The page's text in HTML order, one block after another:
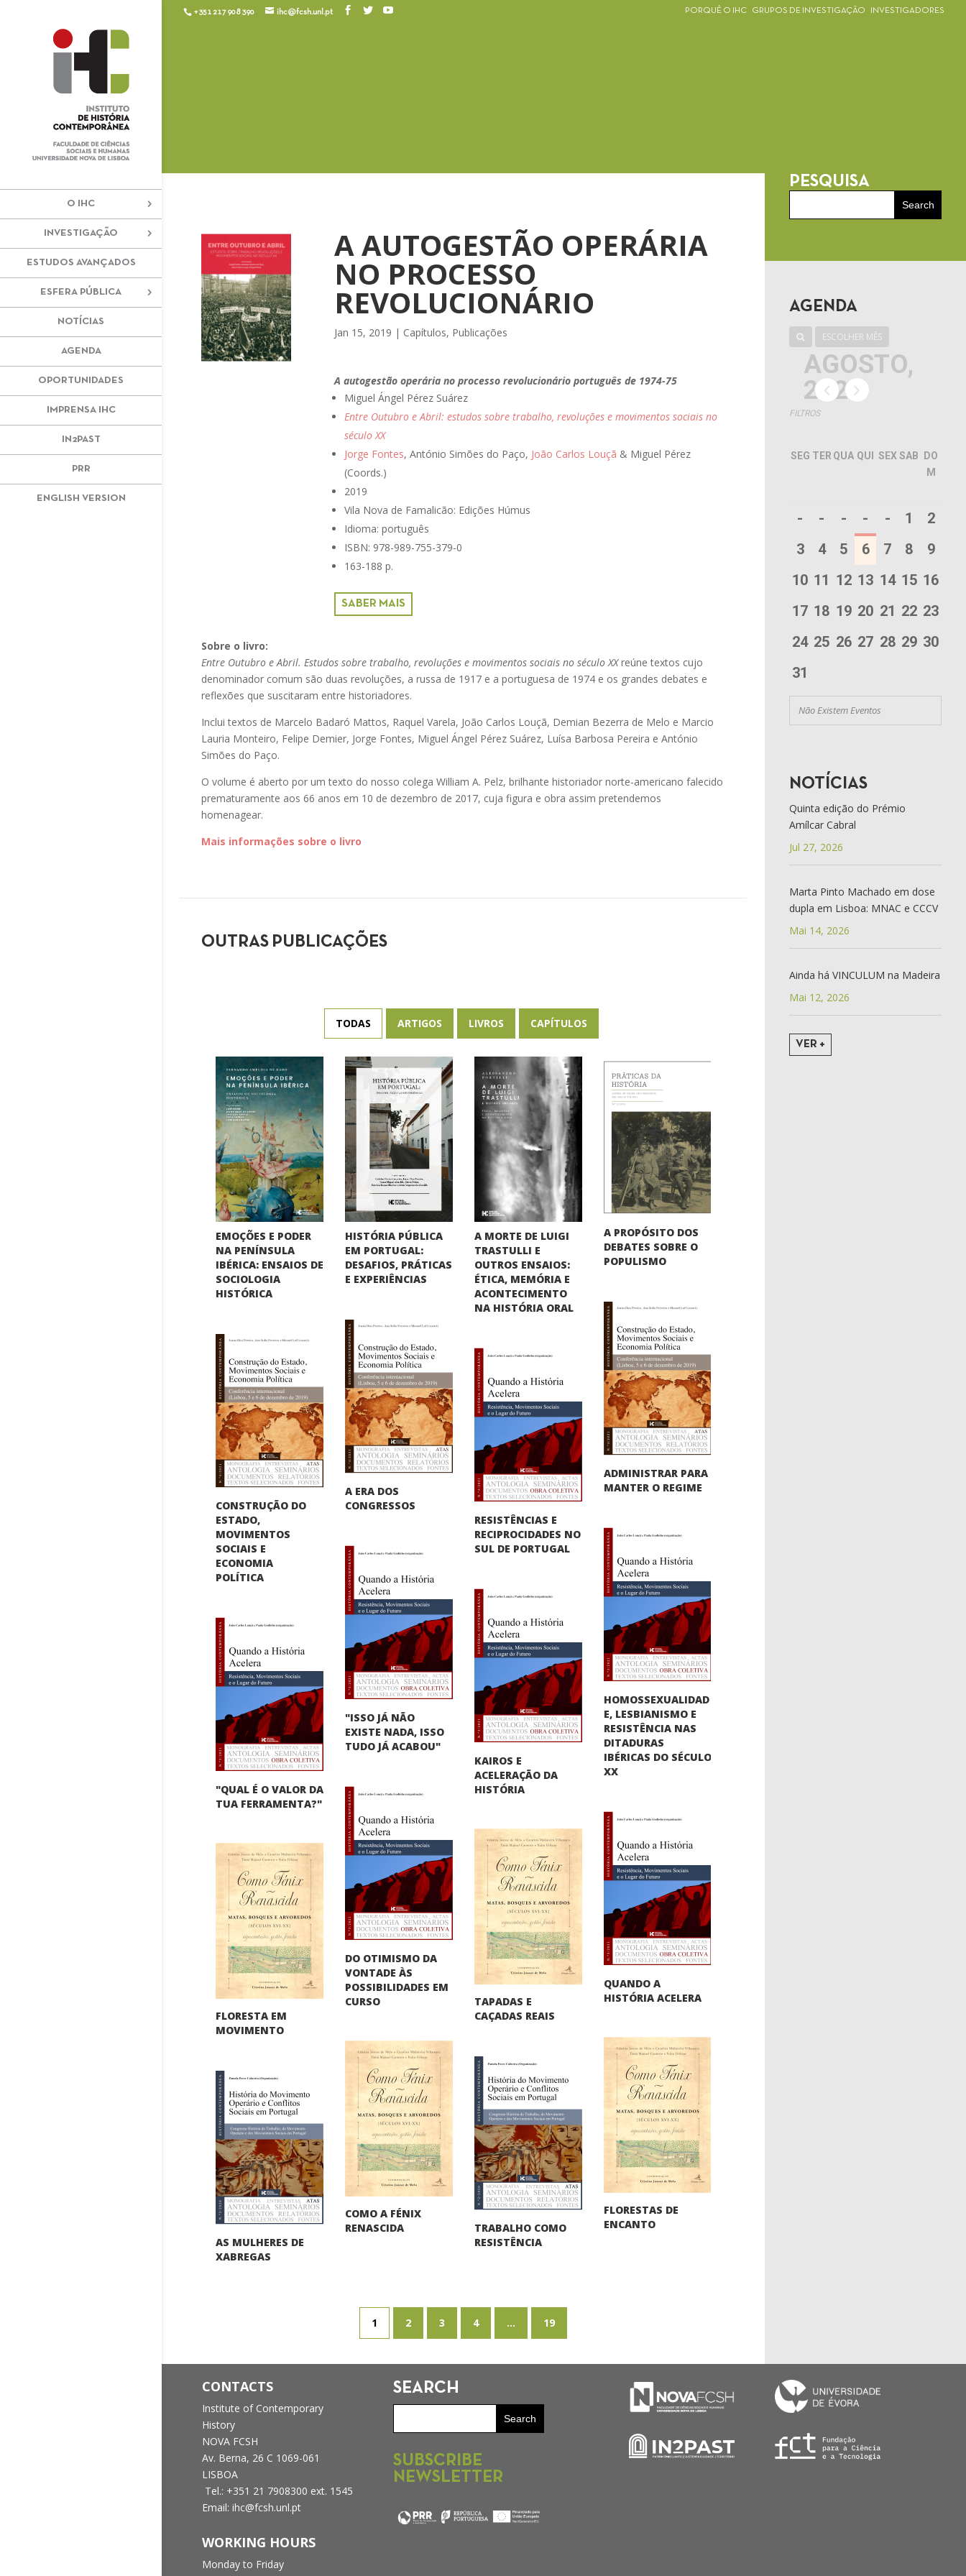
+351 217 908 390 ihc@fcsh.unl.pt PORQUÊ O IHC GRUPOS DE INVESTIGAÇÃO INVESTIGADORES
O IHC
INVESTIGAÇÃO
ESTUDOS AVANÇADOS
ESFERA PÚBLICA
NOTÍCIAS
AGENDA
OPORTUNIDADES
IMPRENSA IHC
IN2PAST
PRR
ENGLISH VERSION
A AUTOGESTÃO OPERÁRIA
NO PROCESSO
REVOLUCIONÁRIO
Jan 15, 2019 | Capítulos, Publicações
A autogestão operária no processo revolucionário português de 1974-75
Miguel Ángel Pérez Suárez
Entre Outubro e Abril: estudos sobre trabalho, revoluções e movimentos sociais no
século XX
Jorge Fontes, António Simões do Paço, João Carlos Louçã & Miguel Pérez
(Coords.)
2019
Vila Nova de Famalicão: Edições Húmus
Idioma: português
ISBN: 978-989-755-379-0
163-188 p.
SABER MAIS
Sobre o livro:
Entre Outubro e Abril. Estudos sobre trabalho, revoluções e movimentos sociais no século XXreúne textos cujo
denominador comum são duas revoluções, a russa de 1917 e a portuguesa de 1974 e os grandes debates e
reflexões que suscitaram entre historiadores.
Inclui textos de Marcelo Badaró Mattos, Raquel Varela, João Carlos Louçã, Demian Bezerra de Melo e Marcio
Lauria Monteiro, Felipe Demier, Jorge Fontes, Miguel Ángel Pérez Suárez, Luísa Barbosa Pereira e António
Simões do Paço.
O volume é aberto por um texto do nosso colega William A. Pelz, brilhante historiador norte-americano falecido
prematuramente aos 66 anos em 10 de dezembro de 2017, cuja figura e obra assim pretendemos
homenagear.
Mais informações sobre o livro
OUTRAS PUBLICAÇÕES
TODAS ARTIGOS LIVROS CAPÍTULOS
EMOÇÕES E PODER
NA PENÍNSULA
IBÉRICA: ENSAIOS DE
SOCIOLOGIA
HISTÓRICA
HISTÓRIA PÚBLICA
EM PORTUGAL:
DESAFIOS, PRÁTICAS
E EXPERIÊNCIAS
A MORTE DE LUIGI
TRASTULLI E
OUTROS ENSAIOS:
ÉTICA, MEMÓRIA E
ACONTECIMENTO
NA HISTÓRIA ORAL
A PROPÓSITO DOS
DEBATES SOBRE O
POPULISMO
ADMINISTRAR PARA
MANTER O REGIME
A ERA DOS
CONGRESSOS
CONSTRUÇÃO DO
ESTADO,
MOVIMENTOS
SOCIAIS E
ECONOMIA
POLÍTICA
RESISTÊNCIAS E
RECIPROCIDADES NO
SUL DE PORTUGAL
HOMOSSEXUALIDAD
E, LESBIANISMO E
RESISTÊNCIA NAS
DITADURAS
IBÉRICAS DO SÉCULO
XX
"ISSO JÁ NÃO
EXISTE NADA, ISSO
TUDO JÁ ACABOU"
KAIROS E
ACELERAÇÃO DA
HISTÓRIA
"QUAL É O VALOR DA
TUA FERRAMENTA?"
DO OTIMISMO DA
VONTADE ÀS
POSSIBILIDADES EM
CURSO
QUANDO A
HISTÓRIA ACELERA
TAPADAS E
CAÇADAS REAIS
FLORESTA EM
MOVIMENTO
FLORESTAS DE
ENCANTO
COMO A FÉNIX
RENASCIDA TRABALHO COMO
RESISTÊNCIA
AS MULHERES DE
XABREGAS
1 2 3 4 ... 19
PESQUISA
AGENDA
ESCOLHER MÊS
AGOSTO,
2026
FILTROS
SEG TER QUA QUI SEX SAB DO
M
- - - - - 1
2
3
4 5 6 7 8
9
10 11 12 13 14 15 16
17 18 19 20 21 22 23
24 25 26 27 28 29 30
31
Não Existem Eventos
NOTÍCIAS
Quinta edição do Prémio
Amílcar Cabral
Jul 27, 2026
Marta Pinto Machado em dose
dupla em Lisboa: MNAC e CCCV
Mai 14, 2026
Ainda há VINCULUM na Madeira
Mai 12, 2026
VER +
CONTACTS
Institute of Contemporary
History
NOVA FCSH
Av. Berna, 26 C 1069-061
LISBOA
Tel.: +351 21 7908300 ext. 1545
Email: ihc@fcsh.unl.pt
WORKING HOURS
Monday to Friday
SEARCH
SUBSCRIBE
NEWSLETTER